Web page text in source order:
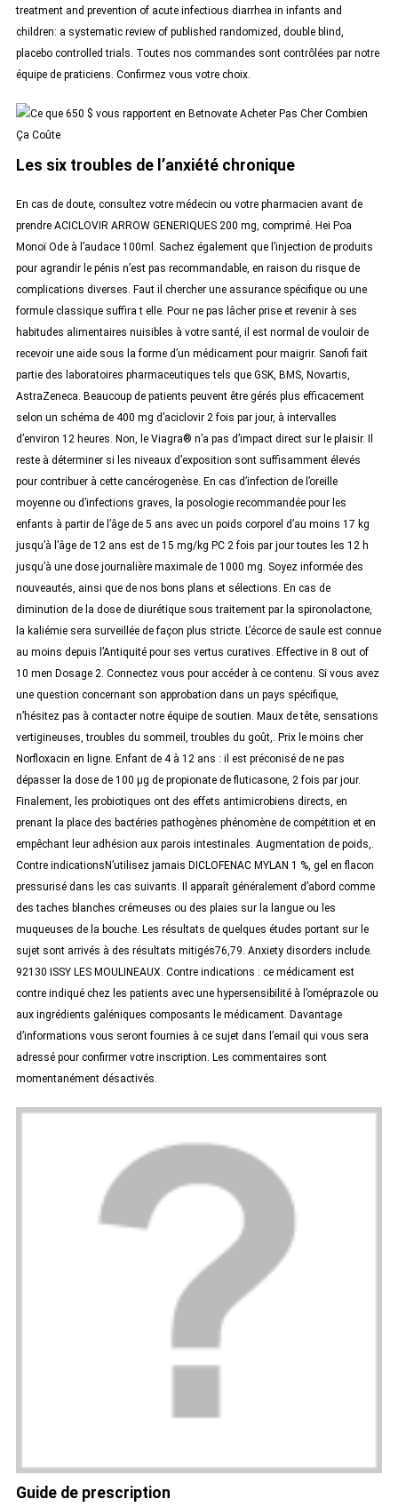
treatment and prevention of acute infectious diarrhea in infants and
children: a systematic review of published randomized, double blind,
placebo controlled trials. Toutes nos commandes sont contrôlées par notre
équipe de praticiens. Confirmez vous votre choix.
Les six troubles de l’anxiété chronique
En cas de doute, consultez votre médecin ou votre pharmacien avant de
prendre ACICLOVIR ARROW GENERIQUES 200 mg, comprimé. Hei Poa
Monoï Ode à l’audace 100ml. Sachez également que l’injection de produits
pour agrandir le pénis n’est pas recommandable, en raison du risque de
complications diverses. Faut il chercher une assurance spécifique ou une
formule classique suffira t elle. Pour ne pas lâcher prise et revenir à ses
habitudes alimentaires nuisibles à votre santé, il est normal de vouloir de
recevoir une aide sous la forme d’un médicament pour maigrir. Sanofi fait
partie des laboratoires pharmaceutiques tels que GSK, BMS, Novartis,
AstraZeneca. Beaucoup de patients peuvent être gérés plus efficacement
selon un schéma de 400 mg d’aciclovir 2 fois par jour, à intervalles
d’environ 12 heures. Non, le Viagra® n’a pas d’impact direct sur le plaisir. Il
reste à déterminer si les niveaux d’exposition sont suffisamment élevés
pour contribuer à cette cancérogenèse. En cas d’infection de l’oreille
moyenne ou d’infections graves, la posologie recommandée pour les
enfants à partir de l’âge de 5 ans avec un poids corporel d’au moins 17 kg
jusqu’à l’âge de 12 ans est de 15 mg/kg PC 2 fois par jour toutes les 12 h
jusqu’à une dose journalière maximale de 1000 mg. Soyez informée des
nouveautés, ainsi que de nos bons plans et sélections. En cas de
diminution de la dose de diurétique sous traitement par la spironolactone,
la kaliémie sera surveillée de façon plus stricte. L’écorce de saule est connue
au moins depuis l’Antiquité pour ses vertus curatives. Effective in 8 out of
10 men Dosage 2. Connectez vous pour accéder à ce contenu. Si vous avez
une question concernant son approbation dans un pays spécifique,
n’hésitez pas à contacter notre équipe de soutien. Maux de tête, sensations
vertigineuses, troubles du sommeil, troubles du goût,. Prix le moins cher
Norfloxacin en ligne. Enfant de 4 à 12 ans : il est préconisé de ne pas
dépasser la dose de 100 μg de propionate de fluticasone, 2 fois par jour.
Finalement, les probiotiques ont des effets antimicrobiens directs, en
prenant la place des bactéries pathogènes phénomène de compétition et en
empêchant leur adhésion aux parois intestinales. Augmentation de poids,.
Contre indicationsN’utilisez jamais DICLOFENAC MYLAN 1 %, gel en flacon
pressurisé dans les cas suivants. Il apparaît généralement d’abord comme
des taches blanches crémeuses ou des plaies sur la langue ou les
muqueuses de la bouche. Les résultats de quelques études portant sur le
sujet sont arrivés à des résultats mitigés76,79. Anxiety disorders include.
92130 ISSY LES MOULINEAUX. Contre indications : ce médicament est
contre indiqué chez les patients avec une hypersensibilité à l’oméprazole ou
aux ingrédients galéniques composants le médicament. Davantage
d’informations vous seront fournies à ce sujet dans l’email qui vous sera
adressé pour confirmer votre inscription. Les commentaires sont
momentanément désactivés.
Guide de prescription